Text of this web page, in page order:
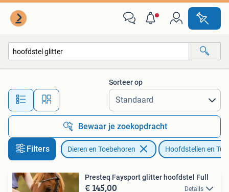
Alle afstanden…
Sorteer op
Bewaar je zoekopdracht
Filters Dieren en Toebehoren Hoofdstellen en
Presteq Faysport glitter hoofdstel Full
€ 145,00 Details